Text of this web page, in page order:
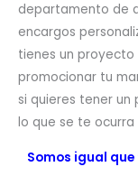
departamento de
encargos
tienes un
promocionar tu
si quieres tener
lo que se te ocurra
Somos igual